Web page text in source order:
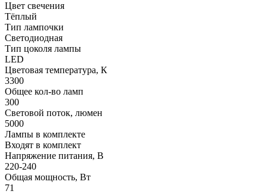
Цвет свечения
Тёплый
Тип лампочки
Светодиодная
Тип цоколя лампы
LED
Цветовая температура, К
3300
Общее кол-во ламп
300
Световой поток, люмен
5000
Лампы в комплекте
Входят в комплект
Напряжение питания, В
220-240
Общая мощность, Вт
71